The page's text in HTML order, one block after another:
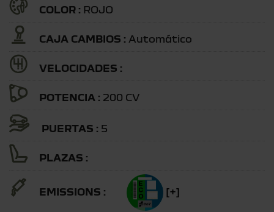
COLOR : ROJO
CAJA CAMBIOS : Automático
VELOCIDADES :
POTENCIA : 200 CV
PUERTAS : 5
PLAZAS :
EMISSIONS : [+]